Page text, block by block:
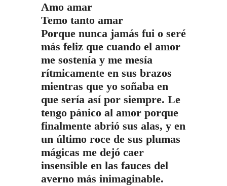
Amo amar
Temo tanto amar
Porque nunca jamás fui o seré
más feliz que cuando el amor
me sostenía y me mesía
rítmicamente en sus brazos
mientras que yo soñaba en
que sería así por siempre. Le
tengo pánico al amor porque
finalmente abrió sus alas, y en
un último roce de sus plumas
mágicas me dejó caer
insensible en las fauces del
averno más inimaginable.